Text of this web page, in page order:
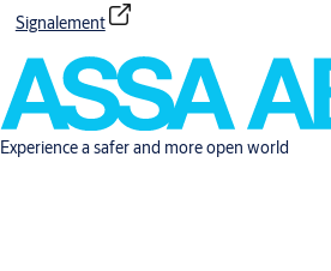
Signalement
Experience a safer and more open world